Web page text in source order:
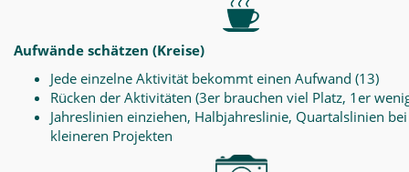
Aufwände schätzen (Kreise)
Jede einzelne Aktivität bekommt einen Aufwand (13)
Rücken der Aktivitäten (3er brauchen viel Platz, 1er
Jahreslinien einziehen, Halbjahreslinie, Quartalslinien bei
kleineren Projekten